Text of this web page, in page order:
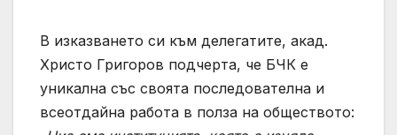
В изказването си към делегатите, акад.
Христо Григоров подчерта, че БЧК е
уникална със своята последователна и
всеотдайна работа в полза на обществото: